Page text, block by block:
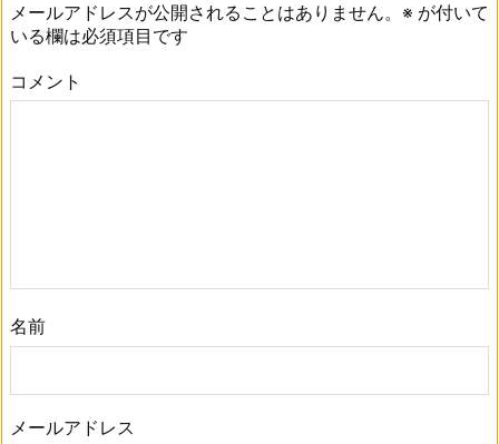
メールアドレスが公開されることはありません。 ※ が付いて
いる欄は必須項目です
コメント
名前
メールアドレス